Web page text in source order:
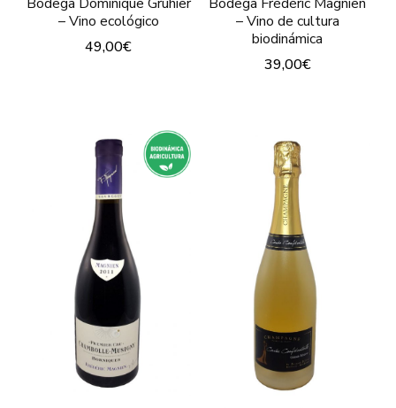
– Vino ecológico
49,00€
múltiples
variantes.
Las
opciones
se
pueden
elegir
en
la
– Vino de cultura
biodinámica
39,00€
tiene
múltiples
variantes.
Las
opciones
pueden
elegir
en
la